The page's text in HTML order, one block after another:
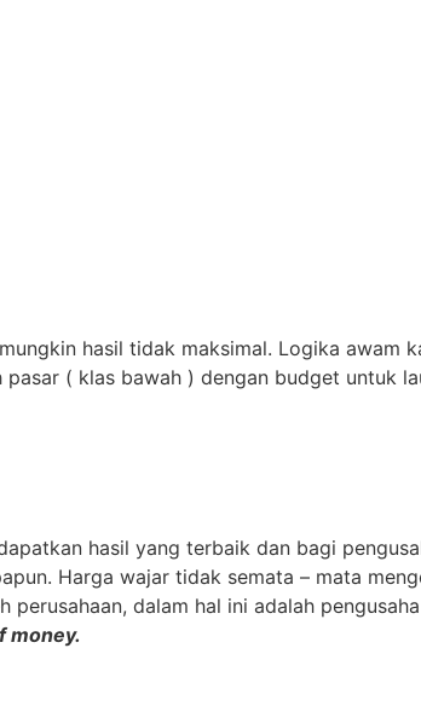
hasil tidak maksimal. Logika awam
( klas bawah ) dengan budget untuk
hasil yang terbaik dan bagi
Harga wajar tidak semata – mata
dalam hal ini adalah
money.